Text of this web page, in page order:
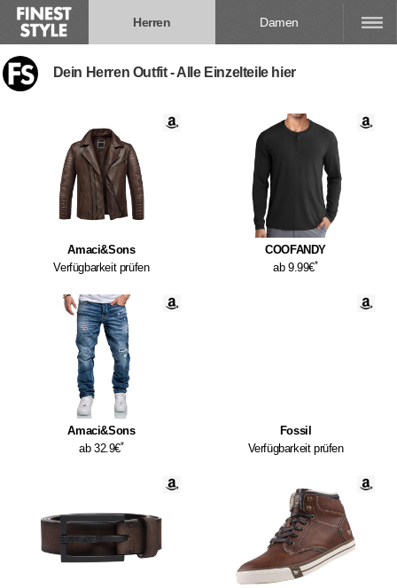
Herren Damen
Dein Herren Outfit - Alle Einzelteile hier
Amaci&Sons
Verfügbarkeit prüfen
COOFANDY
ab 9.99€*
Amaci&Sons
ab 32.9€*
Fossil
Verfügbarkeit prüfen